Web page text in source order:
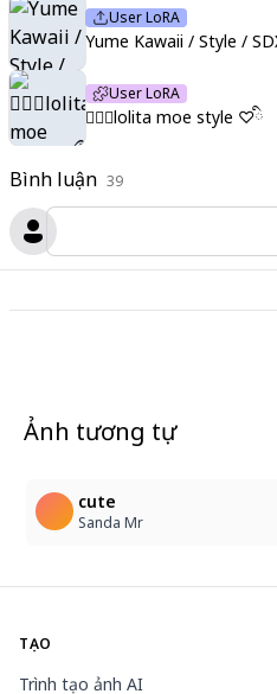
Bình luận 39
User LoRA
Yume Kawaii / Style /
User LoRA
♡ིྀlolita moe style ♡ིྀ
Ảnh tương tự
cute
Sanda Mr
TẠO
Trình tạo ảnh AI